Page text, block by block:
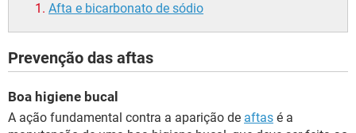
Afta e bicarbonato de sódio
Prevenção das aftas
Boa higiene bucal
A ação fundamental contra a aparição de aftas é a